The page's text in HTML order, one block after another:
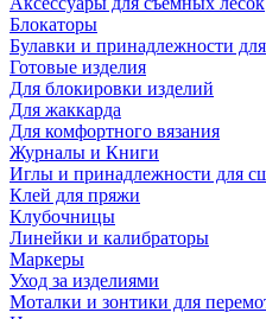
Блокаторы
Булавки и принадлежности
Готовые изделия
Для блокировки изделий
Для жаккарда
Для комфортного вязания
Журналы и Книги
Иглы и принадлежности для
Клей для пряжи
Клубочницы
Линейки и калибраторы
Маркеры
Уход за изделиями
Моталки и зонтики для